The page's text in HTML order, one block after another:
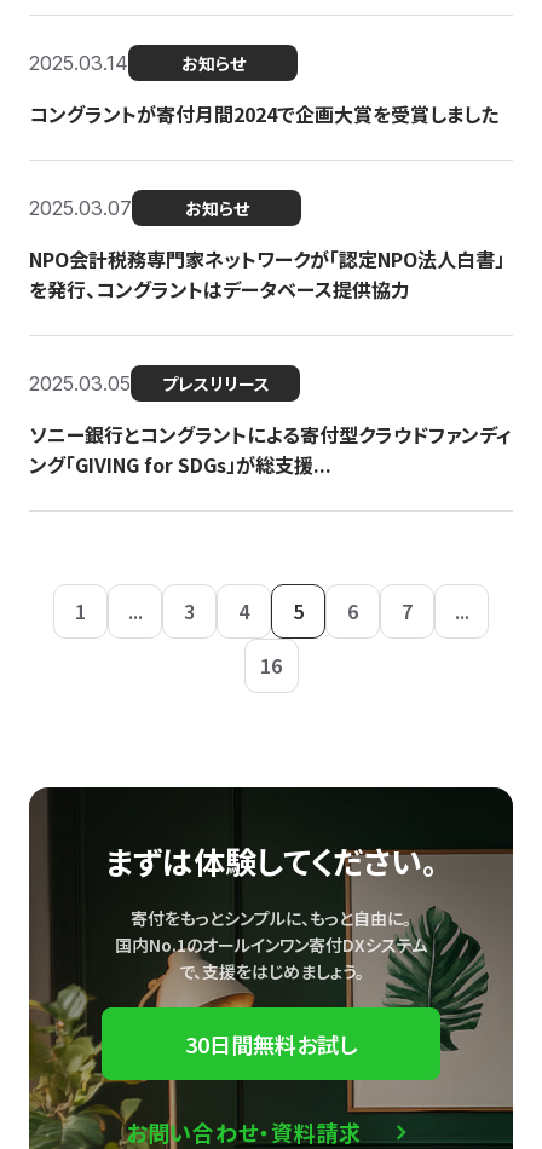
2025.03.14 お知らせ
コングラントが寄付月間2024で企画大賞を受賞しました
2025.03.07 お知らせ
NPO会計税務専門家ネットワークが「認定NPO法人白書」
を発行、コングラントはデータベース提供協力
2025.03.05 プレスリリース
ソニー銀行とコングラントによる寄付型クラウドファンディ
ング「GIVING for SDGs」が総支援...
1 ... 3 4 5 6 7
...
16
まずは体験してください。
寄付をもっとシンプルに、もっと自由に。
国内No.1のオールインワン寄付DXシステム
で、支援をはじめましょう。
30日間無料お試し
お問い合わせ・資料請求